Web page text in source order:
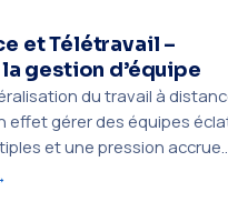
et Télétravail –
gestion d’équipe
du travail à
effet gérer des équipes
et une pression accrue…